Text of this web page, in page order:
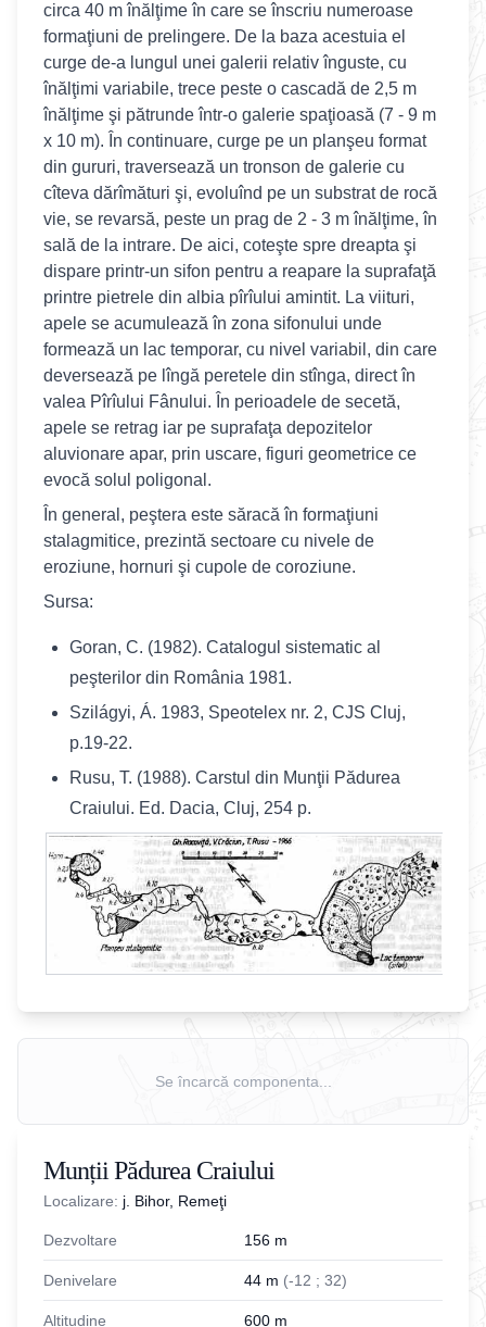
circa 40 m înălţime în care se înscriu numeroase
formaţiuni de prelingere. De la baza acestuia el
curge de-a lungul unei galerii relativ înguste, cu
înălţimi variabile, trece peste o cascadă de 2,5 m
înălţime şi pătrunde într-o galerie spaţioasă (7 - 9 m
x 10 m). În continuare, curge pe un planşeu format
din gururi, traversează un tronson de galerie cu
cîteva dărîmături şi, evoluînd pe un substrat de rocă
vie, se revarsă, peste un prag de 2 - 3 m înălţime, în
sală de la intrare. De aici, coteşte spre dreapta şi
dispare printr-un sifon pentru a reapare la suprafaţă
printre pietrele din albia pîrîului amintit. La viituri,
apele se acumulează în zona sifonului unde
formează un lac temporar, cu nivel variabil, din care
deversează pe lîngă peretele din stînga, direct în
valea Pîrîului Fânului. În perioadele de secetă,
apele se retrag iar pe suprafaţa depozitelor
aluvionare apar, prin uscare, figuri geometrice ce
evocă solul poligonal.
În general, peştera este săracă în formaţiuni
stalagmitice, prezintă sectoare cu nivele de
eroziune, hornuri şi cupole de coroziune.
Sursa:
Goran, C. (1982). Catalogul sistematic al
peşterilor din România 1981.
Szilágyi, Á. 1983, Speotelex nr. 2, CJS Cluj,
p.19-22.
Rusu, T. (1988). Carstul din Munţii Pădurea
Craiului. Ed. Dacia, Cluj, 254 p.
Se încarcă componenta...
Munții Pădurea Craiului
Localizare: j. Bihor, Remeţi
Dezvoltare 156 m
Denivelare 44 m (-12 ; 32)
Altitudine 600 m